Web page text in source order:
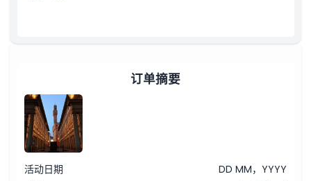
取消政策
订单摘要
活动日期
DD MM，YYYY